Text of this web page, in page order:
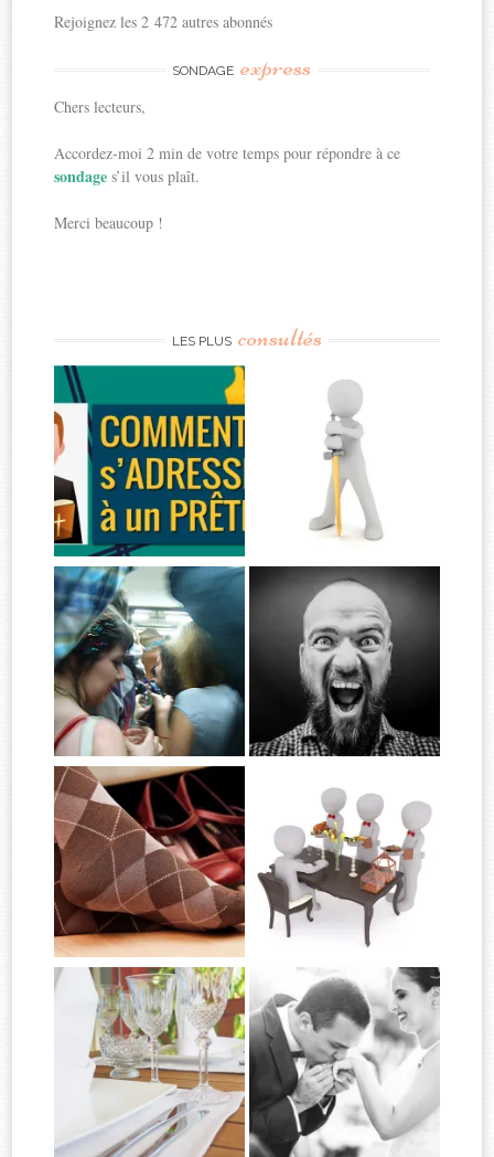
Rejoignez les 2 472 autres abonnés
SONDAGE express
Chers lecteurs,
Accordez-moi 2 min de votre temps pour répondre à ce
sondages’il vous plaît.
Merci beaucoup !
LES PLUS consultés